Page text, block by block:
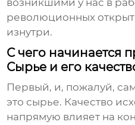
возникшими у нас в
революционных
изнутри.
С чего начинается
Сырье и его
Первый, и, пожалуй,
это сырье. Качество
напрямую влияет на